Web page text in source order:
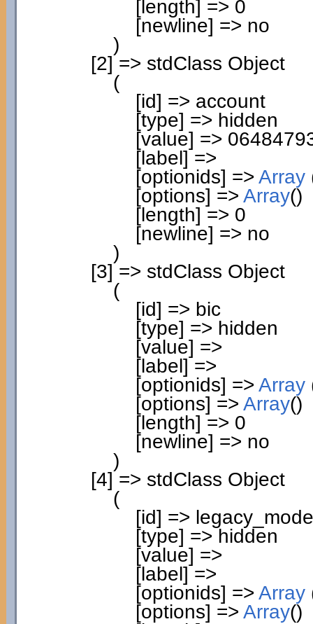
[length] => 0
[newline] => no
)
[2] => stdClass Object
(
[id] => account
[type] => hidden
[value] =>
[label] =>
[optionids] => Array
[options] => Array()
[length] => 0
[newline] => no
)
[3] => stdClass Object
(
[id] => bic
[type] => hidden
[value] =>
[label] =>
[optionids] => Array
[options] => Array()
[length] => 0
[newline] => no
)
[4] => stdClass Object
(
[id] => legacy_mode
[type] => hidden
[value] =>
[label] =>
[optionids] => Array
[options] => Array()